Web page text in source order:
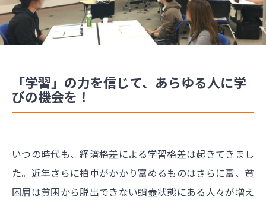
「学習」の力を信じて、あらゆる人に学
びの機会を！
いつの時代も、経済格差による学習格差は起きてきまし
た。近年さらに拍車がかかり富めるものはさらに富、貧
困層は貧困から脱出できない蛸壺状態にある人々が増え